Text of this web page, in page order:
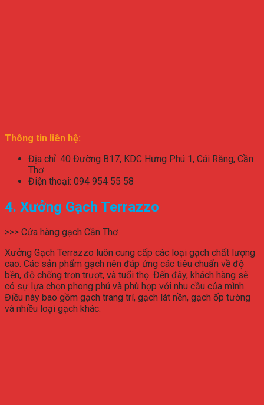
Thông tin liên hệ:
Địa chỉ: 40 Đường B17, KDC Hưng Phú 1, Cái Răng, Cần
Thơ
Điện thoại: 094 954 55 58
4. Xưởng Gạch Terrazzo
>>> Cửa hàng gạch Cần Thơ
Xưởng Gạch Terrazzo luôn cung cấp các loại gạch chất lượng
cao. Các sản phẩm gạch nên đáp ứng các tiêu chuẩn về độ
bền, độ chống trơn trượt, và tuổi thọ. Đến đây, khách hàng sẽ
có sự lựa chọn phong phú và phù hợp với nhu cầu của mình.
Điều này bao gồm gạch trang trí, gạch lát nền, gạch ốp tường
và nhiều loại gạch khác.